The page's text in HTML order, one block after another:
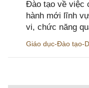
Đào tạo về việc
hành mới lĩnh
vi, chức năng
Giáo dục-Đào tạo-